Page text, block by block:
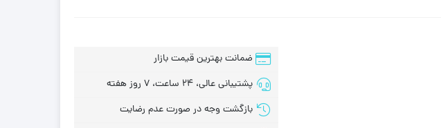
ضمانت بهترین قیمت بازار
پشتیبانی عالی، 24 ساعت، 7 روز هفته
بازگشت وجه در صورت عدم رضایت